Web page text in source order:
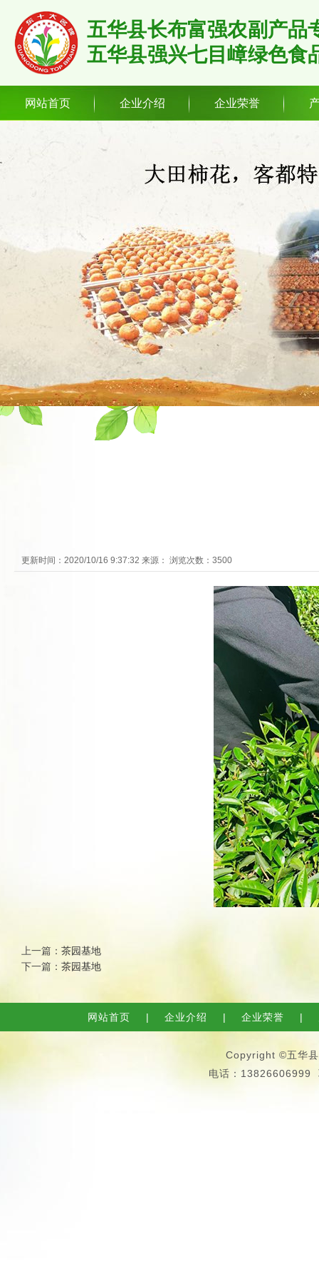
五华县长布富强农副产品
五华县强兴七目嶂绿色食
网站首页 企业介绍 企业荣誉
更新时间：2020/10/16 9:37:32 来源： 浏览次数：3500
上一篇： 茶园基地
下一篇： 茶园基地
网站首页 | 企业介绍 | 企业荣誉 |
Copyright ©五华
电话：13826606999